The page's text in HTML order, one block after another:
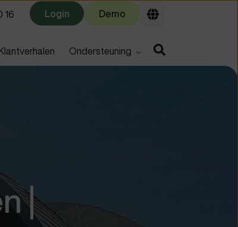
16 Login Demo
Ondersteuning Show submenu for
|